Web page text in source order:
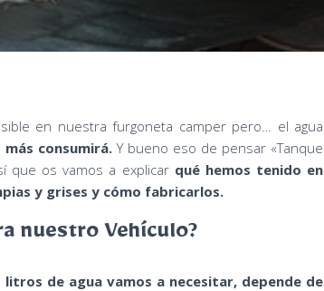
en nuestra furgoneta camper pero… el agua
consumirá.Y bueno eso de pensar «Tanque
que os vamos a explicar qué hemos tenido en
y grises y cómo fabricarlos.
nuestro Vehículo?
de agua vamos a necesitar, depende de